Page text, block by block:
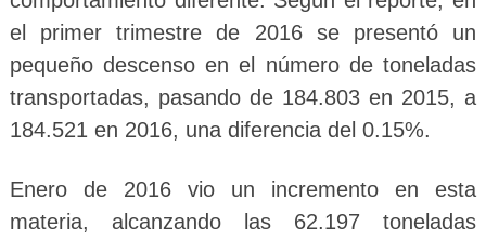
el primer trimestre de 2016 se presentó un
pequeño descenso en el número de toneladas
transportadas, pasando de 184.803 en 2015, a
184.521 en 2016, una diferencia del 0.15%.
Enero de 2016 vio un incremento en esta
materia, alcanzando las 62.197 toneladas